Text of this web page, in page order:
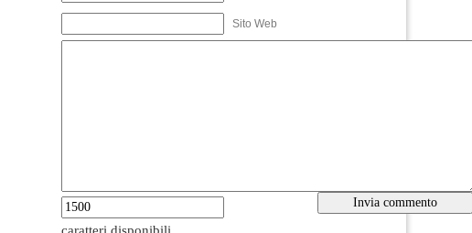
Sito Web